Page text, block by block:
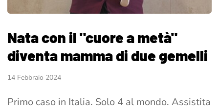
Nata con il "cuore a metà"
diventa mamma di due gemelli
14 Febbraio 2024
Primo caso in Italia. Solo 4 al mondo. Assistita